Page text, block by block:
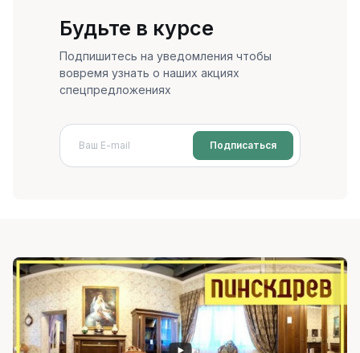
Будьте в курсе
Подпишитесь на уведомления чтобы
вовремя узнать о наших акциях
спецпредложениях
Подписаться